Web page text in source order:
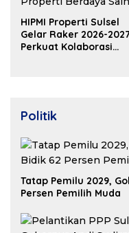
HIPMI Properti Sulsel
Gelar Raker 2026-
Perkuat Kolaborasi
Politik
Tatap Pemilu 2029,
Persen Pemilih Muda